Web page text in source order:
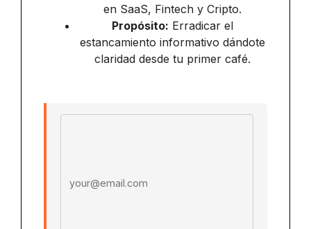
en SaaS, Fintech y Cripto.
Propósito: Erradicar el
estancamiento informativo dándote
claridad desde tu primer café.